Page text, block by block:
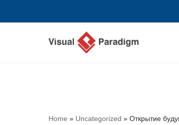
Home » Uncategorized » Открытие